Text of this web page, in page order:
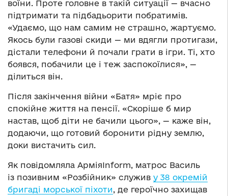
воїни. Проте головне в такій ситуації — вчасно
підтримати та підбадьорити побратимів.
«Удаємо, що нам самим не страшно, жартуємо.
Якось були газові скиди — ми вдягли протигази,
дістали телефони й почали грати в ігри. Ті, хто
боявся, побачили це і теж заспокоїлися», —
ділиться він.
Після закінчення війни «Батя» мріє про
спокійне життя на пенсії. «Скоріше б мир
настав, щоб діти не бачили цього», — каже він,
додаючи, що готовий боронити рідну землю,
доки вистачить сил.
Як повідомляла АрміяInform, матрос Василь
із позивним «Розбійник» служив у 38 окремій
бригаді морської піхоти, де героїчно захищав